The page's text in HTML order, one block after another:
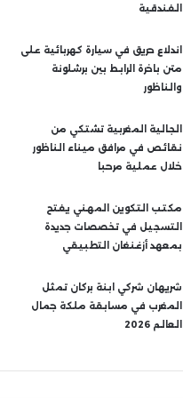
الفندقية
اندلاع حريق في سيارة كهربائية على
متن باخرة الرابط بين برشلونة
والناظور
الجالية المغربية تشتكي من
نقائص في مرافق ميناء الناظور
خلال عملية مرحبا
مكتب التكوين المهني يفتح
التسجيل في تخصصات جديدة
بمعهد أزغنغان التطبيقي
شريهان شركي ابنة بركان تمثل
المغرب في مسابقة ملكة جمال
العالم 2026